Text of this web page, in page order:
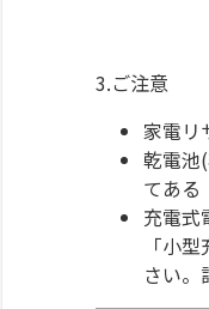
3.ご注意
家電リ
乾電池
てある
充電式
「小
さい。